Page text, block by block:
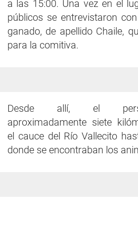
a las 15:00. Una vez en el
públicos se entrevistaron
ganado, de apellido Chaile,
para la comitiva.
Desde allí, el
aproximadamente siete
el cauce del Río Vallecito
donde se encontraban los